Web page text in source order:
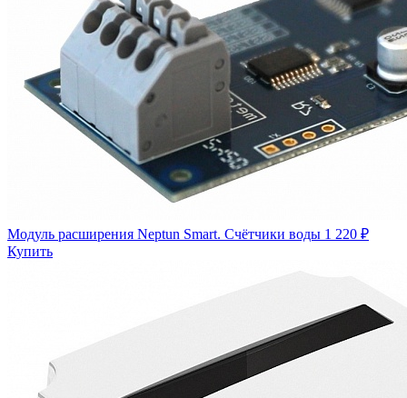
Модуль расширения Neptun Smart. Счётчики воды 1 220 ₽
Купить